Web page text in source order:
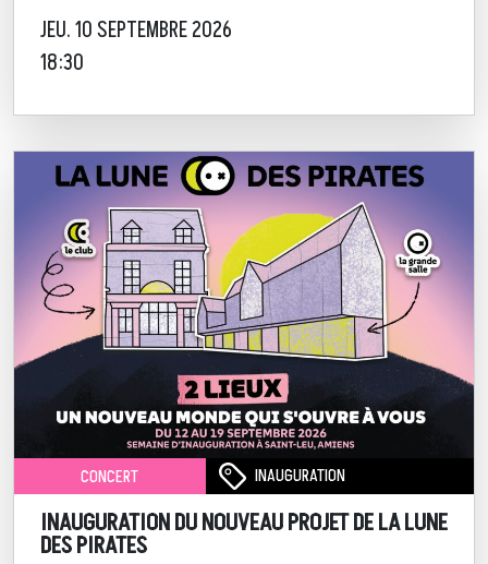
JEU. 10 SEPTEMBRE 2026
18:30
CONCERT INAUGURATION
INAUGURATION DU NOUVEAU PROJET DE LA LUNE
DES PIRATES